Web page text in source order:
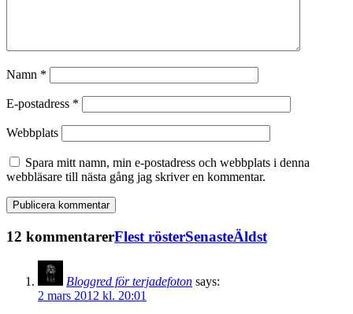
Namn *
E-postadress *
Webbplats
Spara mitt namn, min e-postadress och webbplats i denna
webbläsare till nästa gång jag skriver en kommentar.
12 kommentarerFlest rösterSenasteÄldst
Bloggred för terjadefoton says:
2 mars 2012 kl. 20:01